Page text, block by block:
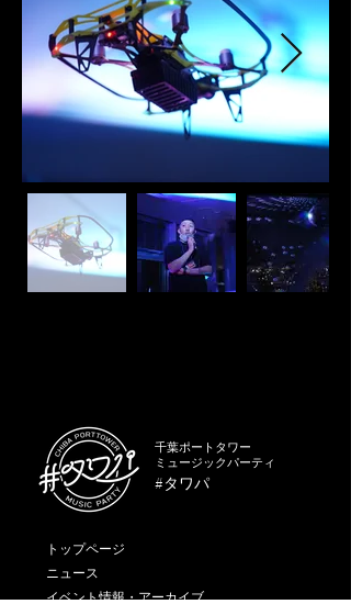
千葉ポートタワー
ミュージックパーティ
#タワパ
トップページ
ニュース
イベント情報・アーカイブ